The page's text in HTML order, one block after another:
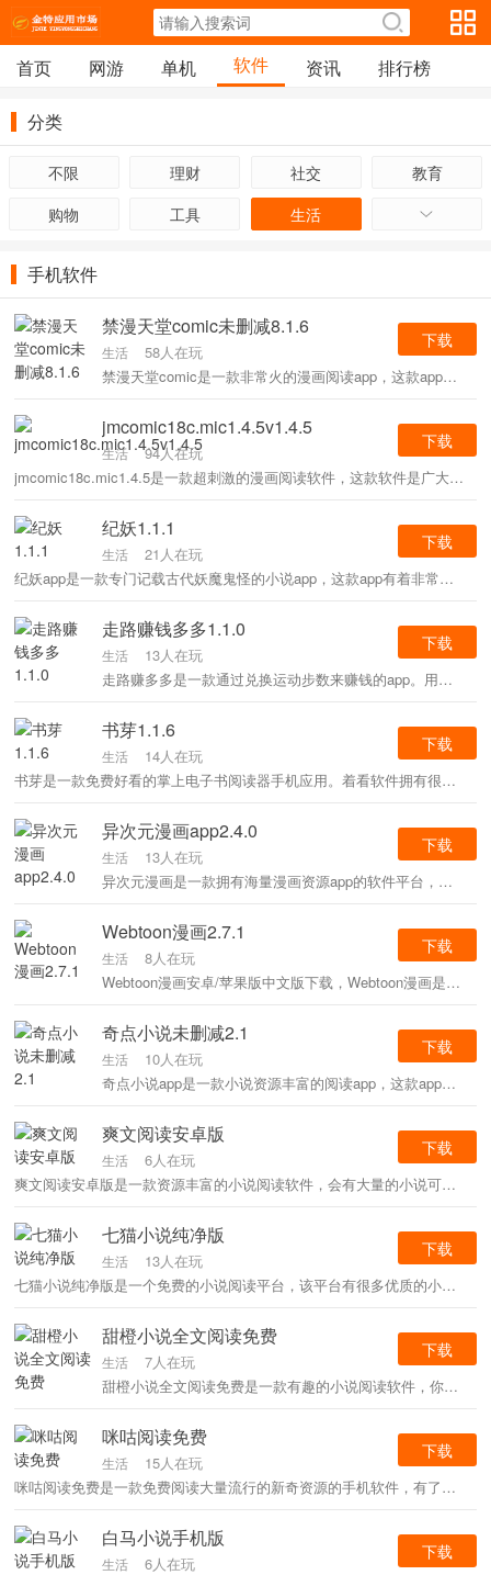
首页 网游 单机 软件 资讯 排行榜
分类
不限 理财 社交
教育
购物
工具 生活
手机软件
禁漫天堂comic未删减8.1.6
生活
58人在玩
禁漫天堂comic是一款非常火的漫画阅读app，这款app涵盖了海量漫画资源，各种类型的漫画这里都有，所有的漫画都可以免费阅读，没有任何广告，每天还会推送最新最热门的漫画，实时更新排行榜，感兴趣的小伙伴快来下载吧。
下载
jmcomic18c.mic1.4.5v1.4.5
生活
94人在玩
jmcomic18c.mic1.4.5是一款超刺激的漫画阅读软件，这款软件是广大老司机用户们看漫画的好去处，拥有海量福利漫画资源，是用户们享受漫画阅读的好帮手，在阅读的同时，还能将喜欢的漫画收藏起来，方便下次阅读，不用担心再也找不到了。
下载
纪妖1.1.1
生活
21人在玩
纪妖app是一款专门记载古代妖魔鬼怪的小说app，这款app有着非常丰富的妖怪资料，各种关于妖怪的历史传说和史料都可以找到，用户可以根据关键词搜索妖怪，还可以阅读各种妖怪故事衍生小说，感兴趣的小伙伴不要错过。
下载
走路赚钱多多1.1.0
生活
13人在玩
走路赚多多是一款通过兑换运动步数来赚钱的app。用户们可以在本app的平台上将每天运动或是散步等行为产生的步数进行兑换提现，感兴趣的用户可以下载软件体验一下哦!
下载
书芽1.1.6
生活
14人在玩
书芽是一款免费好看的掌上电子书阅读器手机应用。着看软件拥有很多人性化的功能，可以一键搜索，输入书名或是作者名就可以找到自己喜欢读的书，非常的方便快捷，非常实用。
下载
异次元漫画app2.4.0
生活
13人在玩
异次元漫画是一款拥有海量漫画资源app的软件平台，这里的漫画资源分类比较的清晰，同时可以一键搜索就能找到你想要的资源，丰富的任务，可以获取大量的福利，来解锁全新的章节，喜欢的小伙伴们赶快来下载异次元漫画体验吧。
下载
Webtoon漫画2.7.1
生活
8人在玩
Webtoon漫画安卓/苹果版中文版下载，Webtoon漫画是面完无删减无遮挡漫画平台，带给你丰富的国内外漫画资源。一键搜索即可快速找到想要的漫画名。全部不删，没有广告，一定会给你带来最好的观看体验。品种繁多，不收一分钱。你想看的值得你在这里搜索。不要错过它。
下载
奇点小说未删减2.1
生活
10人在玩
奇点小说app是一款小说资源丰富的阅读app，这款app涵盖了各种类型各种题材的小说资源，分类齐全，搜索功能强大，你喜欢的这里都有，所有的小说都可以免费阅读，没有任何广告，更新速度快，感兴趣的小伙伴快来下载吧。
下载
爽文阅读安卓版
生活
6人在玩
爽文阅读安卓版是一款资源丰富的小说阅读软件，会有大量的小说可以阅读每个合作伙伴都可以利用平台中的相关功能，在你喜欢的类别中看到许多小说，让用户体验到丰富的追书体验免费提供给你。
下载
七猫小说纯净版
生活
13人在玩
七猫小说纯净版是一个免费的小说阅读平台，该平台有很多优质的小说可以随时下载和阅读，您可以体验到非常全面的小说更新方式，用户可以放心地观看各种小说，同时这些优质的小说更新速度也很快。
下载
甜橙小说全文阅读免费
生活
7人在玩
甜橙小说全文阅读免费是一款有趣的小说阅读软件，你可以借助工具随心所欲的看到更多的资源，这是足够令人兴奋的，你可以轻松地看到各种不同的优质内容。
下载
咪咕阅读免费
生活
15人在玩
咪咕阅读免费是一款免费阅读大量流行的新奇资源的手机软件，有了新的夜眼保护模式，您可以自由调节亮度，自由缩放字体，并可以通过大量健康阅读来保护您的眼睛。
下载
白马小说手机版
生活
6人在玩
下载